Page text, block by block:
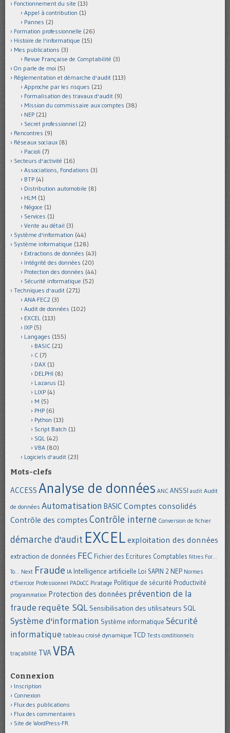
Fonctionnement du site (13)
Appel à contribution (1)
Pannes (2)
Formation professionnelle (26)
Histoire de l'informatique (15)
Mes publications (3)
Revue Française de Comptabilité (3)
On parle de moi (5)
Réglementation et démarche d'audit (113)
Approche par les risques (21)
Formalisation des travaux d'audit (9)
Mission du commissaire aux comptes (38)
NEP (21)
Secret professionnel (2)
Rencontres (9)
Réseaux sociaux (8)
Pacioli (7)
Secteurs d'activité (16)
Associations, Fondations (3)
BTP (4)
Distribution automobile (8)
HLM (1)
Négoce (1)
Services (1)
Vente au détail (3)
Système d'information (44)
Système informatique (128)
Extractions de données (43)
Intégrité des données (20)
Protection des données (44)
Sécurité informatique (52)
Techniques d'audit (271)
ANA-FEC2 (3)
Audit de données (102)
EXCEL (113)
IXP (5)
Langages (155)
BASIC (21)
C (7)
DAX (1)
DELPHI (8)
Lazarus (1)
LIXP (4)
M (5)
PHP (6)
Python (13)
Script Batch (1)
SQL (42)
VBA (80)
Logiciels d'audit (23)
Mots-clefs
ACCESS Analyse de données ANC ANSSI audit Audit
de données Automatisation BASIC Comptes consolidés
Contrôle des comptes Contrôle interne Conversion de fichier
démarche d'audit EXCEL exploitation des données
extraction de données FEC Fichier des Ecritures Comptables filtres For...
To... Next Fraude IA Intelligence artificielle Loi SAPIN 2 NEP Normes
d'Exercice Professionnel PADoCC Piratage Politique de sécurité Productivité
programmation Protection des données prévention de la
fraude requête SQL Sensibilisation des utilisateurs SQL
Système d'information Système informatique Sécurité
informatique tableau croisé dynamique TCD Tests conditionnels
traçabilité TVAVBA
Connexion
Inscription
Connexion
Flux des publications
Flux des commentaires
Site de WordPress-FR